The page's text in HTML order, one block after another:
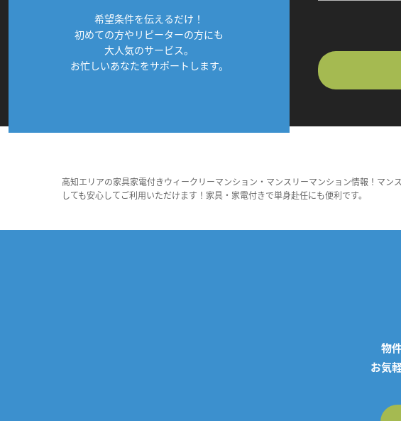
希望条件を伝えるだけ！
初めての方やリピーターの方にも
大人気のサービス。
お忙しいあなたをサポートします。
高知エリアの家具家電付きウィークリーマンション・マンスリーマンション情報！マ
しても安心してご利用いただけます！家具・家電付きで単身赴任にも便利です。
物
お気